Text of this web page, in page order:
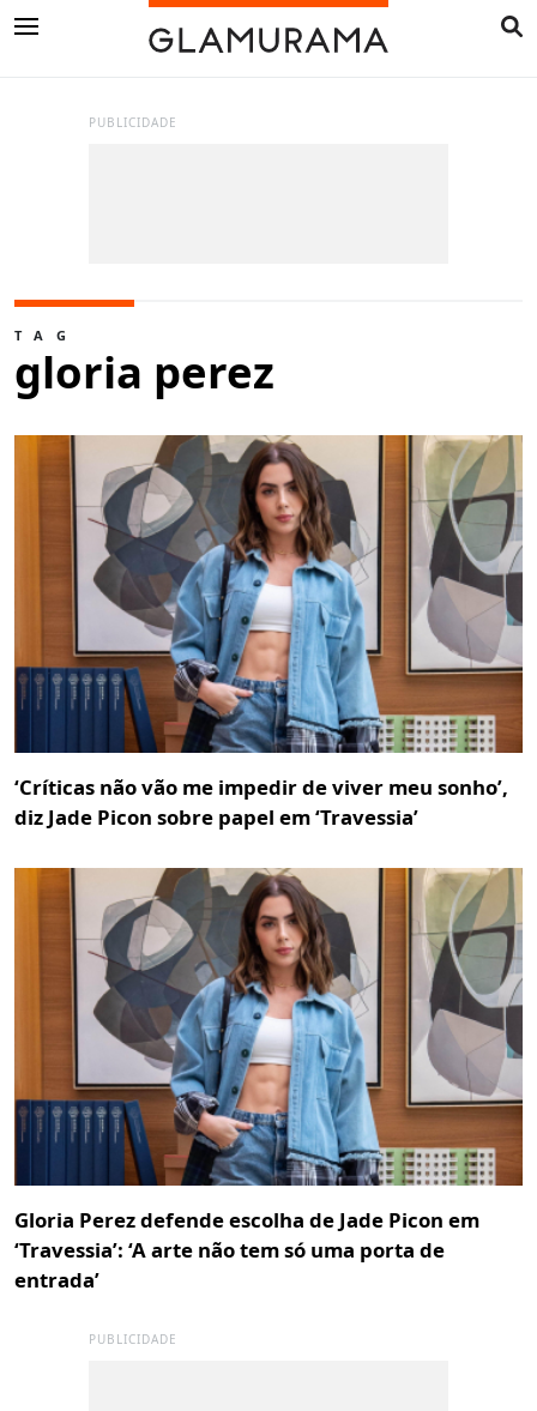
PUBLICIDADE
TAG
gloria perez
‘Críticas não vão me impedir de viver meu sonho’,
diz Jade Picon sobre papel em ‘Travessia’
Gloria Perez defende escolha de Jade Picon em
‘Travessia’: ‘A arte não tem só uma porta de
entrada’
PUBLICIDADE